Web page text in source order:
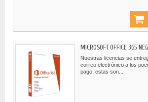
MICROSOFT OFFICE 365
Nuestras licencias se
correo electrónico a los
pago, estas son...